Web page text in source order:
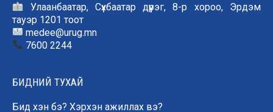
Улаанбаатар, Сүхбаатар дүүрэг, 8-р хороо, Эрдэм
тауэр 1201 тоот
medee@urug.mn
7600 2244
БИДНИЙ ТУХАЙ
Бид хэн бэ? Хэрхэн ажиллах вэ?